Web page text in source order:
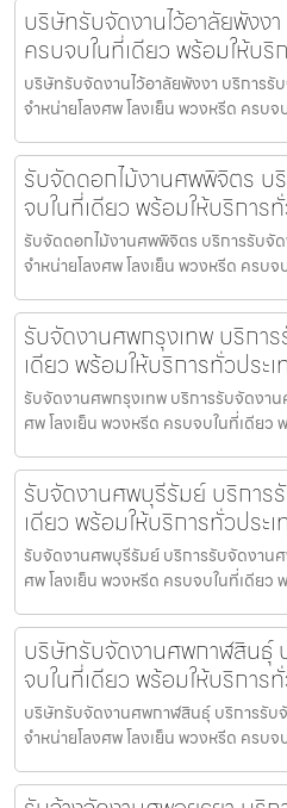
บริษัทรับจัดงานไว้อาลัยพังง
ครบจบในที่เดียว พร้อมให้บริ
บริษัทรับจัดงานไว้อาลัยพังงา บริการ
จำหน่ายโลงศพ โลงเย็น พวงหรีด ครบจ
รับจัดดอกไม้งานศพพิจิตร บ
จบในที่เดียว พร้อมให้บริการ
รับจัดดอกไม้งานศพพิจิตร บริการรับจั
จำหน่ายโลงศพ โลงเย็น พวงหรีด ครบ
รับจัดงานศพกรุงเทพ บริกา
เดียว พร้อมให้บริการทั่วประ
รับจัดงานศพกรุงเทพ บริการรับจัดงา
ศพ โลงเย็น พวงหรีด ครบจบในที่เดียว
รับจัดงานศพบุรีรัมย์ บริการ
เดียว พร้อมให้บริการทั่วประ
รับจัดงานศพบุรีรัมย์ บริการรับจัดงาน
ศพ โลงเย็น พวงหรีด ครบจบในที่เดียว
บริษัทรับจัดงานศพกาฬสินธุ์
จบในที่เดียว พร้อมให้บริการ
บริษัทรับจัดงานศพกาฬสินธุ์ บริการรั
จำหน่ายโลงศพ โลงเย็น พวงหรีด ครบ